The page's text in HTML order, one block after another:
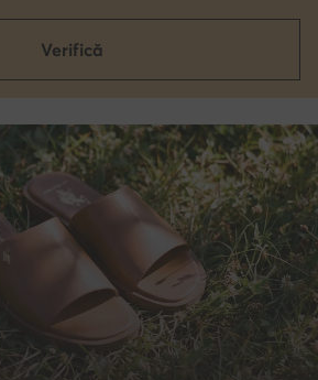
Verifică